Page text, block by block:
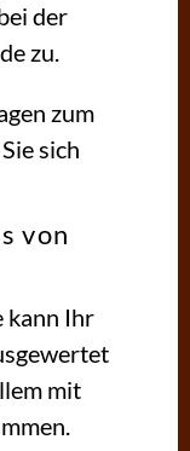
der
zu.
zum
sich
von
kann Ihr
mit